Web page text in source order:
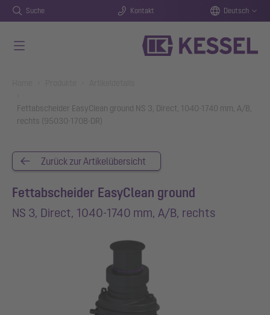
Suche Kontakt Deutsch
Fettabscheider EasyClean ground NS 3, Direct, 1040-1740 mm, A/B,
rechts (95030-170B-DR)
Zurück zur Artikelübersicht
Fettabscheider EasyClean ground
NS 3, Direct, 1040-1740 mm, A/B, rechts